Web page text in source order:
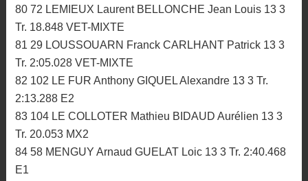
80 72 LEMIEUX Laurent BELLONCHE Jean Louis 13 3
Tr. 18.848 VET-MIXTE
81 29 LOUSSOUARN Franck CARLHANT Patrick 13 3
Tr. 2:05.028 VET-MIXTE
82 102 LE FUR Anthony GIQUEL Alexandre 13 3 Tr.
2:13.288 E2
83 104 LE COLLOTER Mathieu BIDAUD Aurélien 13 3
Tr. 20.053 MX2
84 58 MENGUY Arnaud GUELAT Loic 13 3 Tr. 2:40.468
E1